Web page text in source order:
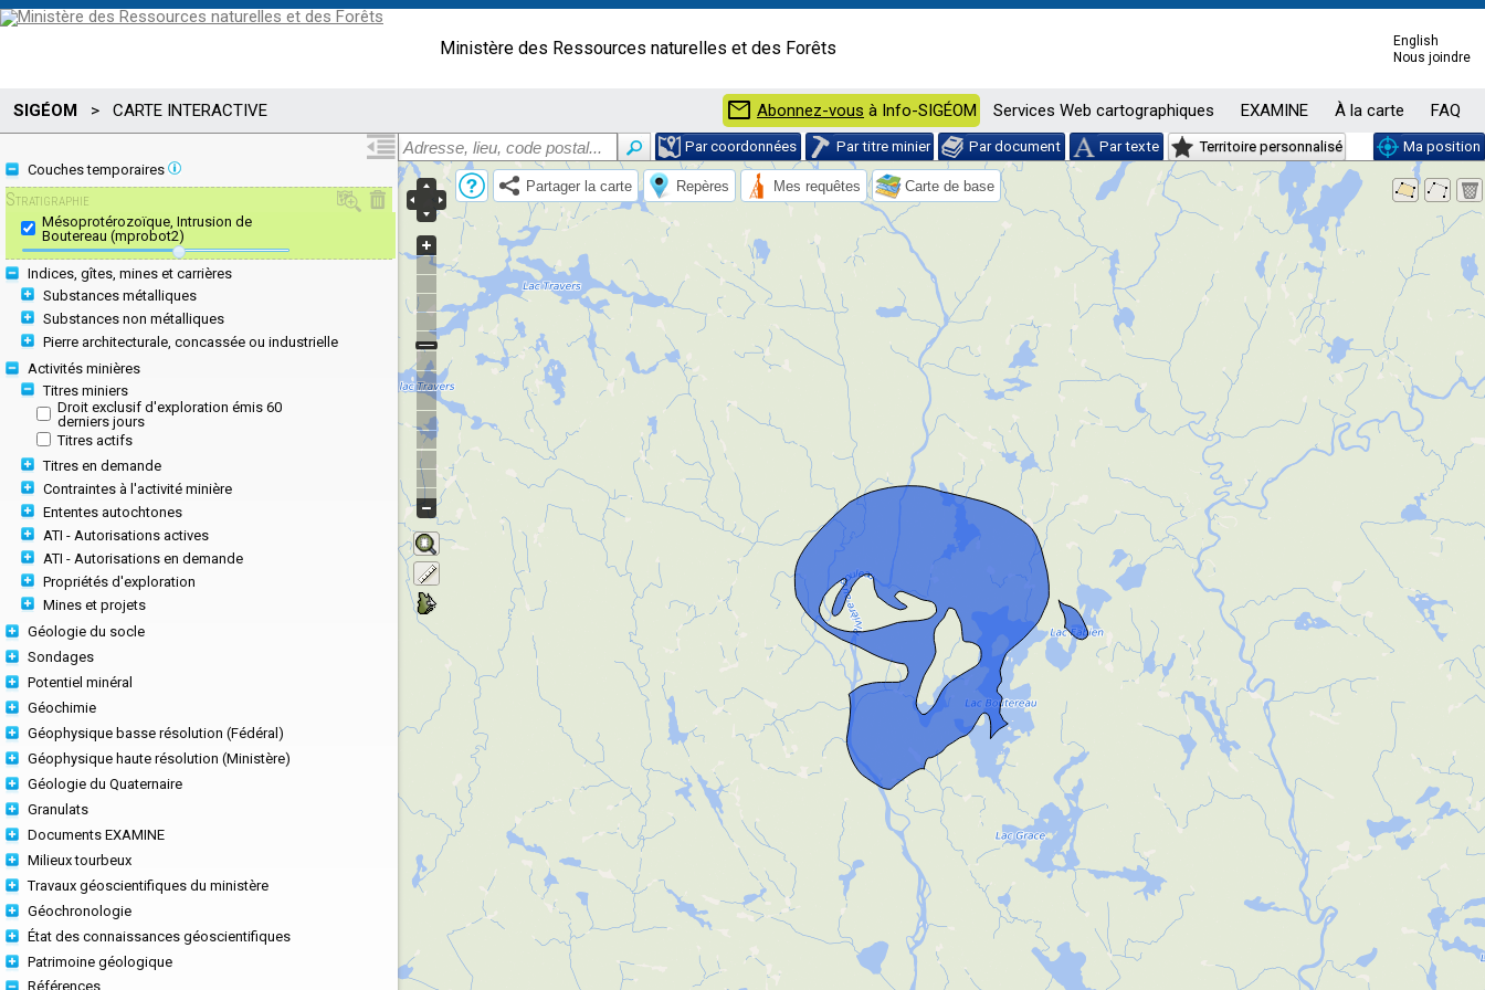
Ministère des Ressources naturelles et des Forêts
English
Nous joindre
SIGÉOM > CARTE INTERACTIVE mail Abonnez-vous à Info-SIGÉOM Services Web cartographiques EXAMINE À la carte FAQ
Par coordonnées Par titre minier Par document Par texte Territoire personnalisé
Ma position
Couches temporaires
Stratigraphie
Mésoprotérozoïque, Intrusion de
Boutereau (mprobot2)
Indices, gîtes, mines et carrières
Substances métalliques
Substances non métalliques
Pierre architecturale, concassée ou industrielle
Activités minières
Titres miniers
Droit exclusif d'exploration émis 60
derniers jours
Titres actifs
Titres en demande
Contraintes à l'activité minière
Ententes autochtones
ATI - Autorisations actives
ATI - Autorisations en demande
Propriétés d'exploration
Mines et projets
Géologie du socle
Sondages
Potentiel minéral
Géochimie
Géophysique basse résolution (Fédéral)
Géophysique haute résolution (Ministère)
Géologie du Quaternaire
Granulats
Documents EXAMINE
Milieux tourbeux
Travaux géoscientifiques du ministère
Géochronologie
État des connaissances géoscientifiques
Patrimoine géologique
Références
Partager la carte Repères Mes requêtes Carte de base